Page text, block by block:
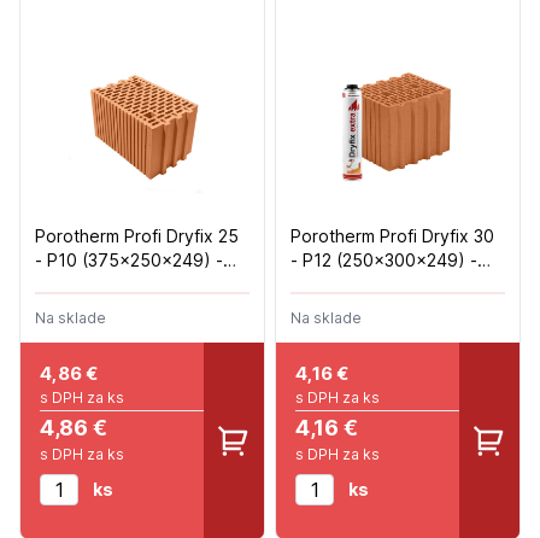
Porotherm Profi Dryfix 25
- P10 (375x250x249) -
Na sklade
4,86€
s DPH za ks
4,86 €
s DPH za ks
ks
Porotherm Profi Dryfix 30
- P12 (250x300x249) -
Na sklade
4,16€
s DPH za ks
4,16 €
s DPH za ks
ks